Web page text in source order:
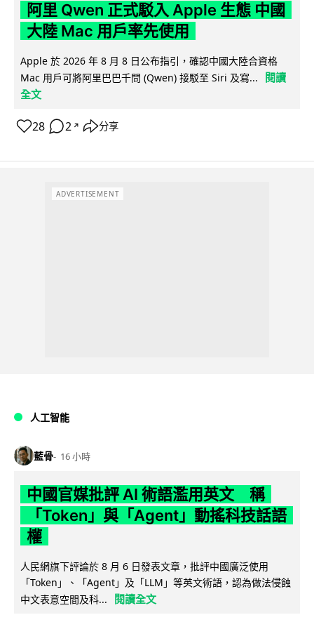
阿里 Qwen 正式駁入 Apple 生態 中國
大陸 Mac 用戶率先使用
Apple 於 2026 年 8 月 8 日公布指引，確認中國大陸合資格
Mac 用戶可將阿里巴巴千問 (Qwen) 接駁至 Siri 及寫...
閱讀
全文
28 2 ↗ 分享
ADVERTISEMENT
人工智能
藍骨 16 小時
中國官媒批評 AI 術語濫用英文 稱
「Token」與「Agent」動搖科技話語
權
人民網旗下評論於 8 月 6 日發表文章，批評中國廣泛使用
「Token」、「Agent」及「LLM」等英文術語，認為做法侵蝕
中文表意空間及科...
閱讀全文